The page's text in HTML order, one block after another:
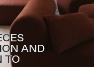
AND
TO
AND
TO